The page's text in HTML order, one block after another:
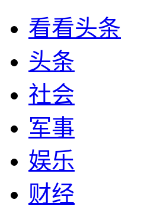
看看头条
头条
社会
军事
娱乐
财经